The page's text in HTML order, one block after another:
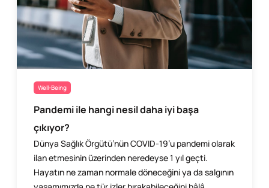
Well-Being
Pandemi ile hangi nesil daha iyi başa
çıkıyor?
Dünya Sağlık Örgütü’nün COVID-19’u pandemi olarak
ilan etmesinin üzerinden neredeyse 1 yıl geçti.
Hayatın ne zaman normale döneceğini ya da salgının